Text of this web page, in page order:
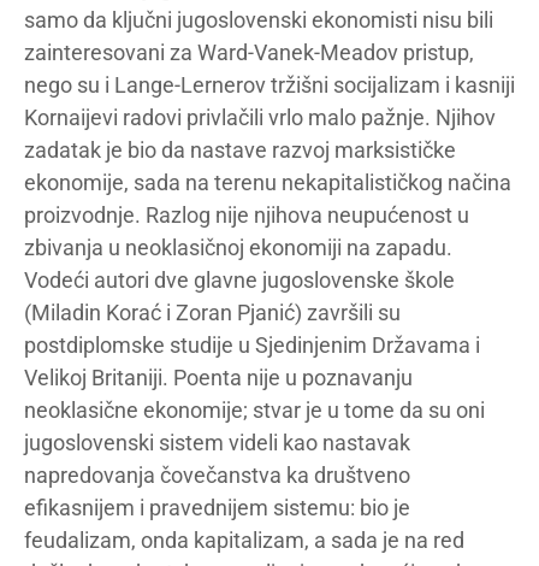
samo da ključni jugoslovenski ekonomisti nisu bili
zainteresovani za Ward-Vanek-Meadov pristup,
nego su i Lange-Lernerov tržišni socijalizam i kasniji
Kornaijevi radovi privlačili vrlo malo pažnje. Njihov
zadatak je bio da nastave razvoj marksističke
ekonomije, sada na terenu nekapitalističkog načina
proizvodnje. Razlog nije njihova neupućenost u
zbivanja u neoklasičnoj ekonomiji na zapadu.
Vodeći autori dve glavne jugoslovenske škole
(Miladin Korać i Zoran Pjanić) završili su
postdiplomske studije u Sjedinjenim Državama i
Velikoj Britaniji. Poenta nije u poznavanju
neoklasične ekonomije; stvar je u tome da su oni
jugoslovenski sistem videli kao nastavak
napredovanja čovečanstva ka društveno
efikasnijem i pravednijem sistemu: bio je
feudalizam, onda kapitalizam, a sada je na red